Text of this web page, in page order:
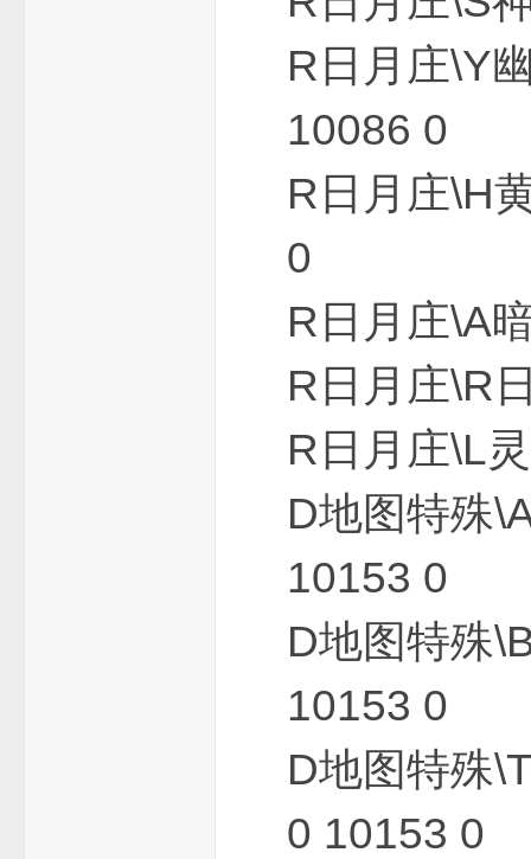
R日月庄
10086 0
R日月庄
0
R日月庄
R日月庄
R日月庄
D地图特殊
10153 0
D地图特殊
10153 0
D地图特殊
0 10153 0